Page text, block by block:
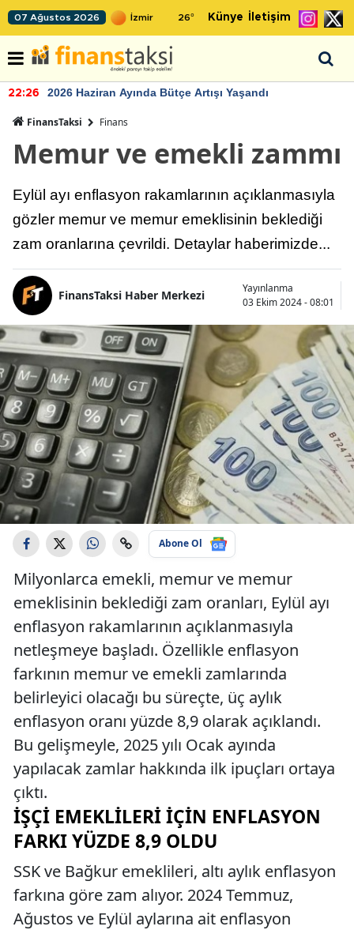
07 Ağustos 2026 26° Künye İletişim
22:26 2026 Haziran Ayında Bütçe Artışı Yaşandı
FinansTaksi Finans
Memur ve emekli zammı
Eylül ayı enflasyon rakamlarının açıklanmasıyla
gözler memur ve memur emeklisinin beklediği
zam oranlarına çevrildi. Detaylar haberimizde...
FinansTaksi Haber Merkezi
Yayınlanma
03 Ekim 2024 - 08:01
Abone Ol
Milyonlarca emekli, memur ve memur
emeklisinin beklediği zam oranları, Eylül ayı
enflasyon rakamlarının açıklanmasıyla
netleşmeye başladı. Özellikle enflasyon
farkının memur ve emekli zamlarında
belirleyici olacağı bu süreçte, üç aylık
enflasyon oranı yüzde 8,9 olarak açıklandı.
Bu gelişmeyle, 2025 yılı Ocak ayında
yapılacak zamlar hakkında ilk ipuçları ortaya
çıktı.
İŞÇI EMEKLILERI IÇIN ENFLASYON
FARKI YÜZDE 8,9 OLDU
SSK ve Bağkur emeklileri, altı aylık enflasyon
farkına göre zam alıyor. 2024 Temmuz,
Ağustos ve Eylül aylarına ait enflasyon